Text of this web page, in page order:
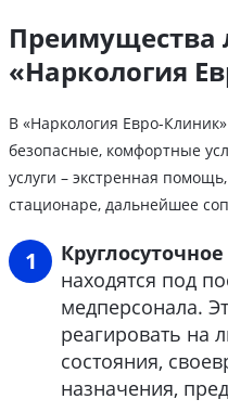
Преимущества
«Наркология
В «Наркология Евро-
безопасные, комфортные
услуги – экстренная
стационаре, дальнейшее
находятся под
медперсонала.
реагировать на
состояния,
назначения,